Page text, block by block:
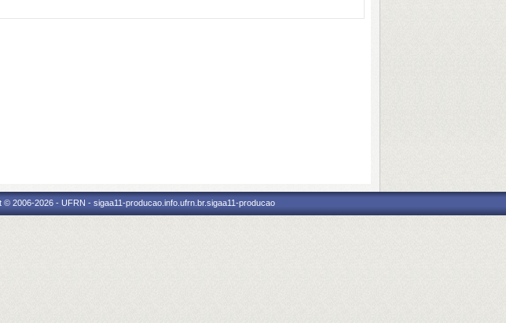
2006-2026 - UFRN - sigaa11-producao.info.ufrn.br.sigaa11-producao